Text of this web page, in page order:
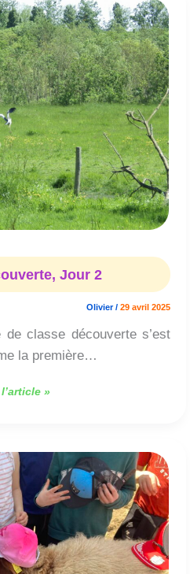
Jour 2
Olivier/ 29 avril 2025
de classe découverte s’est
la première…
»